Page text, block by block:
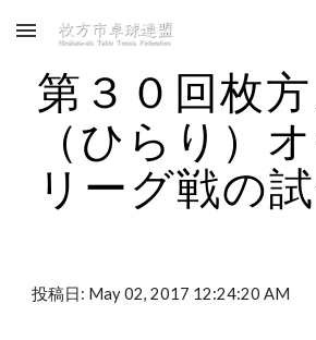
Skip to main content
第３０回枚
（ひらり）
リーグ戦の
投稿日: May 02, 2017 12:24:20 AM